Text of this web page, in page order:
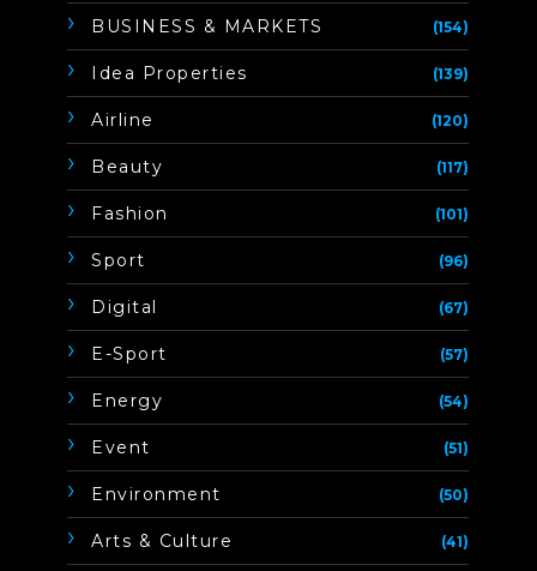
BUSINESS & MARKETS (154)
Idea Properties (139)
Airline (120)
Beauty (117)
Fashion (101)
Sport (96)
Digital (67)
E-Sport (57)
Energy (54)
Event (51)
Environment (50)
Arts & Culture (41)